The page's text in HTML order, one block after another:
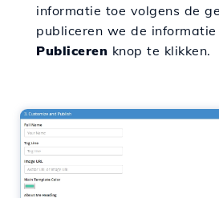
informatie toe volgens de
publiceren we de
Publiceren knop te klikken.